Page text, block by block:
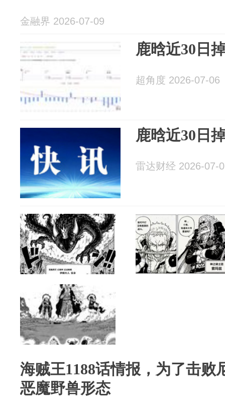
金融界 2026-07-09
鹿晗近30日
超角度 2026-07-06
鹿晗近30日
雷达财经 2026-07-
海贼王1188话情报，为了击败
恶魔野兽形态